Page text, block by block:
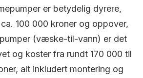
er betydelig dyrere,
100 000 kroner og oppover,
(væske-til-vann) er det
og koster fra rundt 170 000 til
alt inkludert montering og